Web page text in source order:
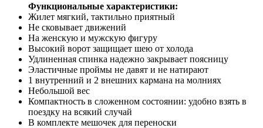
Функциональные характеристики:
Жилет мягкий, тактильно приятный
Не сковывает движений
На женскую и мужскую фигуру
Высокий ворот защищает шею от холода
Удлиненная спинка надежно закрывает поясницу
Эластичные проймы не давят и не натирают
1 внутренний и 2 внешних кармана на молниях
Небольшой вес
Компактность в сложенном состоянии: удобно взять в
поездку на всякий случай
В комплекте мешочек для переноски